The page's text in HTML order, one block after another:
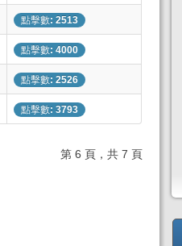
點擊數: 2513
點擊數: 4000
點擊數: 2526
點擊數: 3793
第 6 頁，共 7 頁